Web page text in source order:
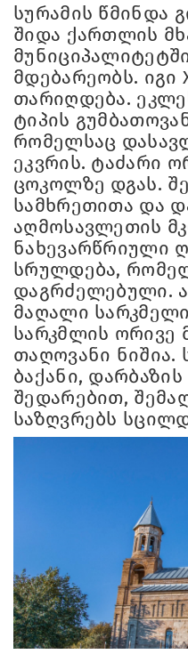
სურამის წმინდა
შიდა ქართლის
მდებარეობს. იგი
თარიღდება.
ტიპის
რომელსაც
ეკვრის. ტაძარი
ცოკოლზე დგას.
სამხრეთითა და
აღმოსავლეთის
ნახევარწრიული
სრულდება,
დაგრძელებული.
მაღალი
სარკმლის ორივე
თაღოვანი ნიშია.
ბაქანი,
შედარებით,
საზღვრებს